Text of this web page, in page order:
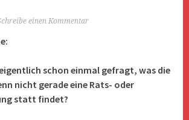
einen Kommentar
schon einmal gefragt, was die
nicht gerade eine Rats- oder
statt findet?